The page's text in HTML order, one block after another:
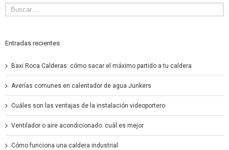
Entradas recientes
Baxi Roca Calderas: cómo sacar el máximo partido a tu caldera
Averías comunes en calentador de agua Junkers
Cuáles son las ventajas de la instalación videoportero
Ventilador o aire acondicionado: cuál es mejor
Cómo funciona una caldera industrial